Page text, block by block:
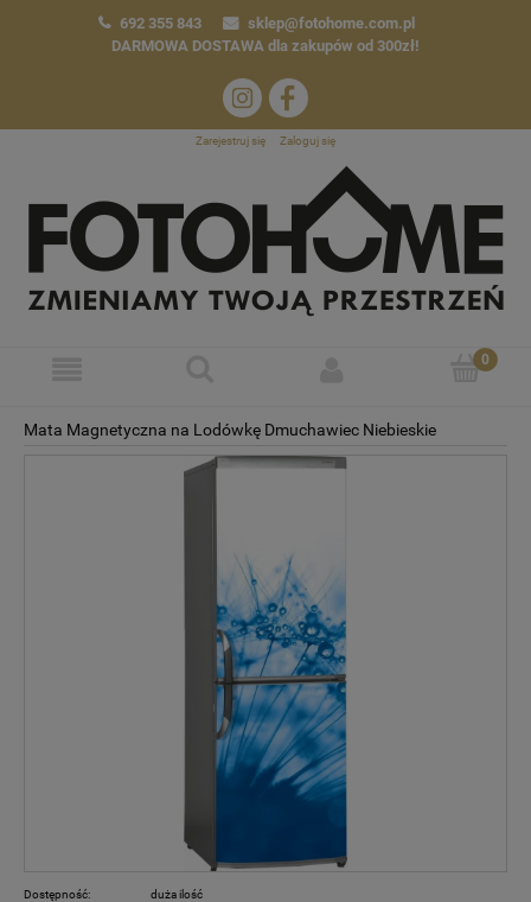
692 355 843
sklep@fotohome.com.pl
DARMOWA DOSTAWA dla zakupów od 300zł!
Zarejestruj się Zaloguj się
Mata Magnetyczna na Lodówkę Dmuchawiec Niebieskie
Dostępność:
duża ilość